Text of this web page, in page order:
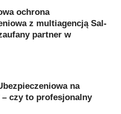
ochrona
z multiagencją Sal-
partner w
na
– czy to profesjonalny